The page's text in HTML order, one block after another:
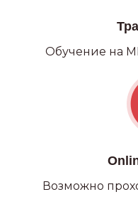
Обучение на
Возможно